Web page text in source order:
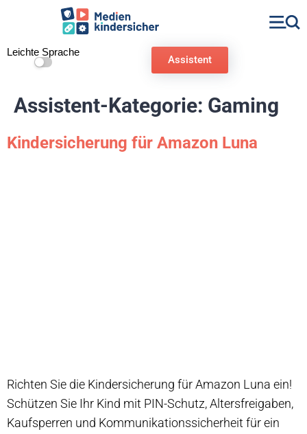
Leichte Sprache
Assistent
Assistent-Kategorie: Gaming
Kindersicherung für Amazon Luna
Richten Sie die Kindersicherung für Amazon Luna ein!
Schützen Sie Ihr Kind mit PIN-Schutz, Altersfreigaben,
Kaufsperren und Kommunikationssicherheit für ein